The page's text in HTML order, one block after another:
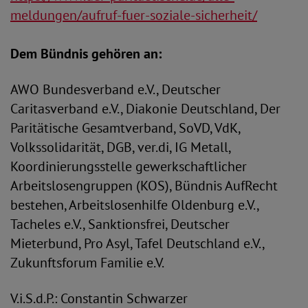
meldungen/aufruf-fuer-soziale-sicherheit/
Dem Bündnis gehören an:
AWO Bundesverband e.V., Deutscher
Caritasverband e.V., Diakonie Deutschland, Der
Paritätische Gesamtverband, SoVD, VdK,
Volkssolidarität, DGB, ver.di, IG Metall,
Koordinierungsstelle gewerkschaftlicher
Arbeitslosengruppen (KOS), Bündnis AufRecht
bestehen, Arbeitslosenhilfe Oldenburg e.V.,
Tacheles e.V., Sanktionsfrei, Deutscher
Mieterbund, Pro Asyl, Tafel Deutschland e.V.,
Zukunftsforum Familie e.V.
V.i.S.d.P.: Constantin Schwarzer